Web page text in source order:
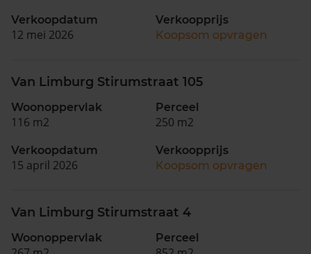
Verkoopdatum
12 mei 2026
Verkoopprijs
Koopsom opvragen
Van Limburg Stirumstraat 105
Woonoppervlak
116 m2
Perceel
250 m2
Verkoopdatum
15 april 2026
Verkoopprijs
Koopsom opvragen
Van Limburg Stirumstraat 4
Woonoppervlak Perceel